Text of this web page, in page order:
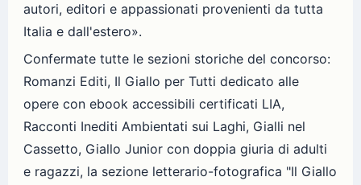
autori, editori e appassionati provenienti da tutta
Italia e dall'estero».
Confermate tutte le sezioni storiche del concorso:
Romanzi Editi, Il Giallo per Tutti dedicato alle
opere con ebook accessibili certificati LIA,
Racconti Inediti Ambientati sui Laghi, Gialli nel
Cassetto, Giallo Junior con doppia giuria di adulti
e ragazzi, la sezione letterario-fotografica "Il Giallo